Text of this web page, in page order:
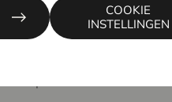
en
coöperatieve
COOKIE
INSTELLINGEN